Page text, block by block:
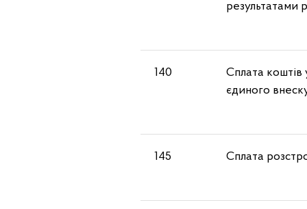
результатами
140
Сплата коштів
єдиного
145 Сплата